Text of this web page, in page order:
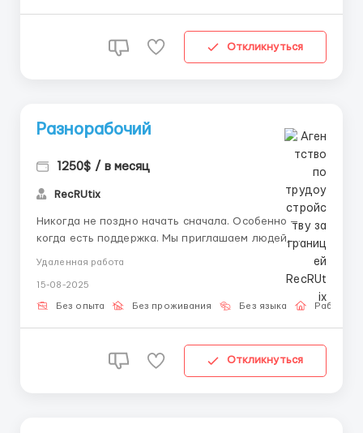
Откликнуться
Разнорабочий
1250$ / в месяц
RecRUtix
Никогда не поздно начать сначала. Особенно —
когда есть поддержка. Мы приглашаем людей,
которые хотят изменить свою жизнь, начать
удалённую работу, выйти на стабильный доход и
развиваться. Опыт значения не имеет — всё
обучение вы получите у нас. 👩‍💻 Что ждёт вас: ✅
Удаленная работа
15-08-2025
Без опыта Без проживания Без языка Работа
Откликнуться